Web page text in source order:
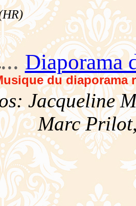
...Diaporama
du diaporama
Jacqueline
Marc